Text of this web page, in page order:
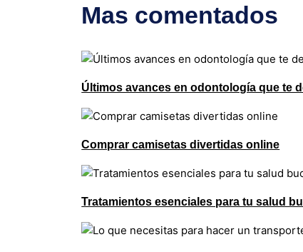
Mas comentados
Últimos avances en odontología que te
Comprar camisetas divertidas online
Tratamientos esenciales para tu salud